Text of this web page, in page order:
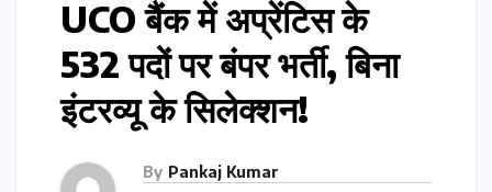
UCO बैंक में अप्रेंटिस के
532 पदों पर बंपर भर्ती, बिना
इंटरव्यू के सिलेक्शन!
By Pankaj Kumar